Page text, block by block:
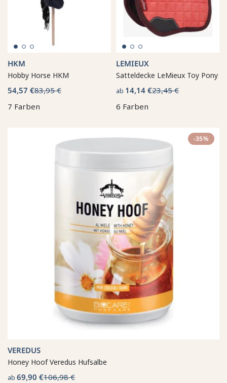
HKM
Hobby Horse HKM
54,57 €83,95 €
7 Farben
LEMIEUX
Satteldecke LeMieux Toy Pony
ab 14,14 €23,45 €
6 Farben
-35%
VEREDUS
Honey Hoof Veredus Hufsalbe
ab 69,90 €106,98 €